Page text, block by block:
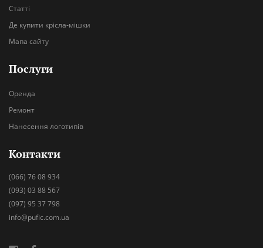
Статті
Де купити крісла-мішки
Мапа сайту
Послуги
Оренда
Ремонт
Нанесення логотипів
Контакти
(066) 76 08 934
(093) 03 88 567
(097) 95 37 798
info@pufic.com.ua